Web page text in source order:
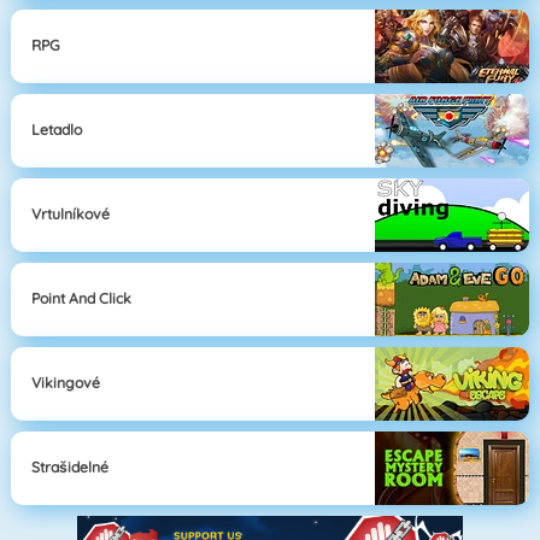
RPG
Letadlo
Vrtulníkové
Point And Click
Vikingové
Strašidelné